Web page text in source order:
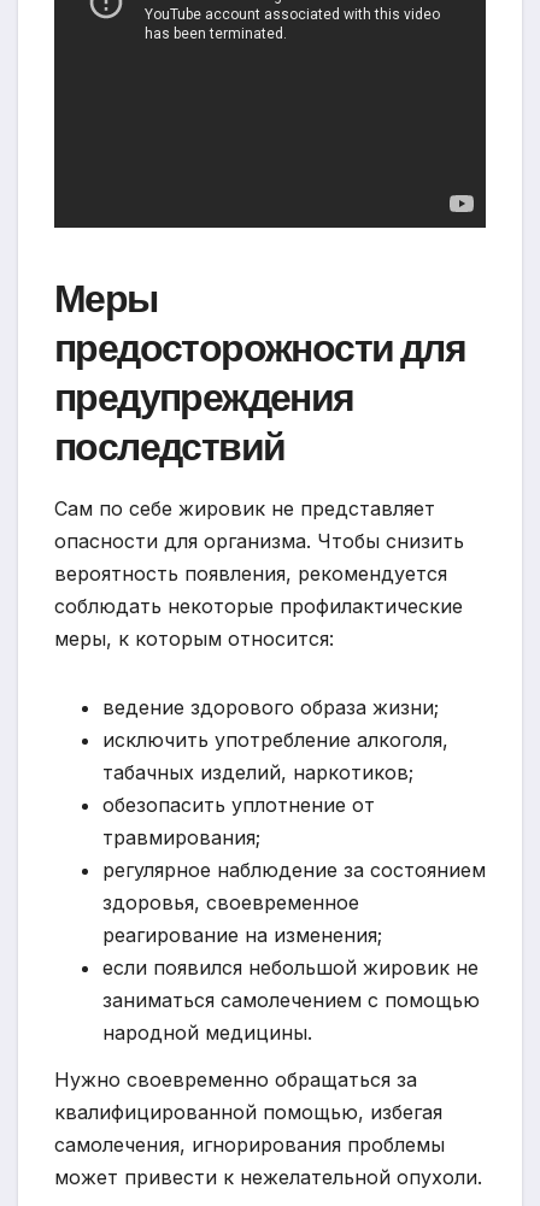
Меры
предосторожности для
предупреждения
последствий
Сам по себе жировик не представляет
опасности для организма. Чтобы снизить
вероятность появления, рекомендуется
соблюдать некоторые профилактические
меры, к которым относится:
ведение здорового образа жизни;
исключить употребление алкоголя,
табачных изделий, наркотиков;
обезопасить уплотнение от
травмирования;
регулярное наблюдение за состоянием
здоровья, своевременное
реагирование на изменения;
если появился небольшой жировик не
заниматься самолечением с помощью
народной медицины.
Нужно своевременно обращаться за
квалифицированной помощью, избегая
самолечения, игнорирования проблемы
может привести к нежелательной опухоли.